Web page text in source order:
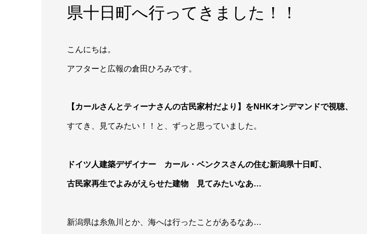
県十日町へ行ってきました！！
こんにちは。
アフターと広報の倉田ひろみです。
【カールさんとティーナさんの古民家村だより】をNHKオンデマンドで視聴、
すてき、見てみたい！！と、ずっと思っていました。
ドイツ人建築デザイナー カール・ベンクスさんの住む新潟県十日町、
古民家再生でよみがえらせた建物 見てみたいなあ…
新潟県は糸魚川とか、海へは行ったことがあるなあ…